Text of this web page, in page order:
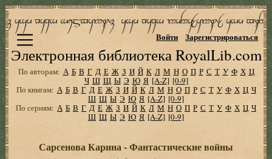
Электронная библиотека RoyalLib.com
Войти Зарегистрироваться
По авторам: А Б В Г Д Е Ж З И Й К Л М Н О П Р С Т У Ф Х Ц
Ч Ш Щ Ы Э Ю Я [A-Z] [0-9]
По книгам: А Б В Г Д Е Ж З И Й К Л М Н О П Р С Т У Ф Х Ц Ч
Ш Щ Ы Э Ю Я [A-Z] [0-9]
По сериям: А Б В Г Д Е Ж З И Й К Л М Н О П Р С Т У Ф Х Ц Ч
Ш Щ Ы Э Ю Я [A-Z] [0-9]
Сарсенова Карина - Фантастические войны